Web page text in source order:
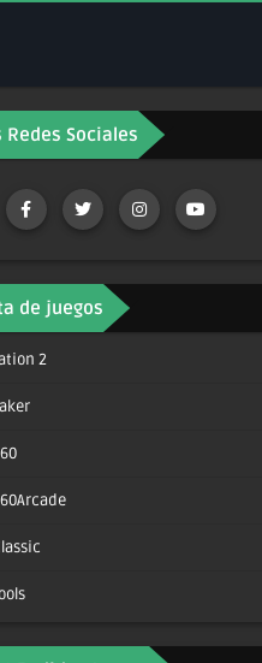
Redes Sociales
de juegos
2